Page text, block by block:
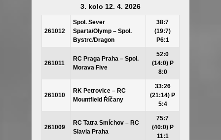
3. kolo 12. 4. 2026
261012
Spol. Sever
Sparta/Olymp – Spol.
Bystrc/Dragon
38:7
(19:7)
P6:1
261011
RC Praga Praha – Spol.
Morava Five
52:0
(14:0) P
8:0
261010
RK Petrovice – RC
Mountfield Říčany
33:26
(21:14) P
5:4
261009
RC Tatra Smíchov – RC
Slavia Praha
75:7
(40:0) P
11:1